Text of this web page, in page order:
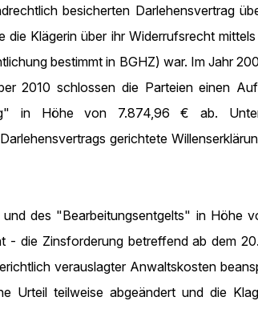
besicherten Darlehensvertrag
Klägerin über ihr Widerrufsrecht
bestimmt in BGHZ) war. Im Jahr
2010 schlossen die Parteien einen
in Höhe von 7.874,96 € ab.
gerichtete
des "Bearbeitungsentgelts" in
- die Zinsforderung betreffend ab dem
verauslagter Anwaltskosten
Urteil teilweise abgeändert und die